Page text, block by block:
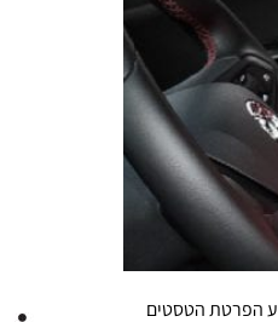
הפרטת הטסטים